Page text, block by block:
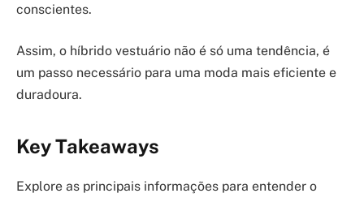
conscientes.
Assim, o híbrido vestuário não é só uma tendência, é
um passo necessário para uma moda mais eficiente e
duradoura.
Key Takeaways
Explore as principais informações para entender o